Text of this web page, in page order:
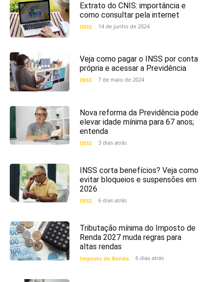
Extrato do CNIS: importância e
como consultar pela internet
INSS 14 de junho de 2024
Veja como pagar o INSS por conta
própria e acessar a Previdência
INSS 7 de maio de 2024
Nova reforma da Previdência pode
elevar idade mínima para 67 anos;
entenda
INSS 3 dias atrás
INSS corta benefícios? Veja como
evitar bloqueios e suspensões em
2026
INSS 6 dias atrás
Tributação mínima do Imposto de
Renda 2027 muda regras para
altas rendas
Imposto de Renda 6 dias atrás